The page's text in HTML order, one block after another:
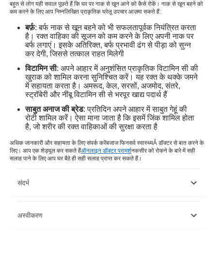
बहुत से लोग यही सवाल पूछते हैं कि घर पर नाक से खून आने को कैसे रोकें। नाक से खून बहने को
कम करने के लिए आप निम्नलिखित प्राकृतिक घरेलू उपचार आज़मा सकते हैं:
बर्फ़: बर्फ नाक से खून बहने को भी सफलतापूर्वक नियंत्रित करता
है। रक्त वाहिका की सूजन को कम करने के लिए अपनी नाक पर
बर्फ लगाएं। इसके अतिरिक्त, बर्फ प्रभावी ढंग से पीड़ा को सुन्न
कर देगी, जिससे तत्काल राहत मिलेगी
विटामिन सी: अपने आहार में अनुशंसित प्राकृतिक विटामिन सी की
खुराक को शामिल करना सुनिश्चित करें। यह रक्त के थक्के जमने
में सहायता करता है। अमरूद, केल, सरसों, अजमोद, संतरे,
स्ट्रॉबेरी और नींबू विटामिन सी से भरपूर खाद्य पदार्थ हैं
साबुत अनाज की ब्रेड: प्रतिदिन अपने आहार में साबुत गेहूं की
रोटी शामिल करें। ऐसा माना जाता है कि इसमें जिंक शामिल होता
है, जो शरीर की रक्त वाहिकाओं की सुरक्षा करता है
अधिक जानकारी और सहायता के लिए संपर्क करेंबजाज फिनसर्व स्वास्थ्यÂ डॉक्टर से बात करने के
लिए। आप एक शेड्यूल कर सकते हैंऑनलाइन डॉक्टर परामर्शनकसीर को रोकने के बारे में सही
सलाह पाने के लिए आप घर बैठे ही सही सलाह प्राप्त कर सकते हैं।
संदर्भ
https://www.ncbi.nlm.nih.gov/books/NBK435997/
अस्वीकरण